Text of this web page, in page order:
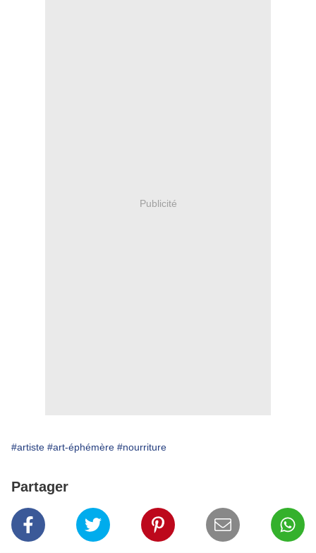
Publicité
#artiste #art-éphémère #nourriture
Partager